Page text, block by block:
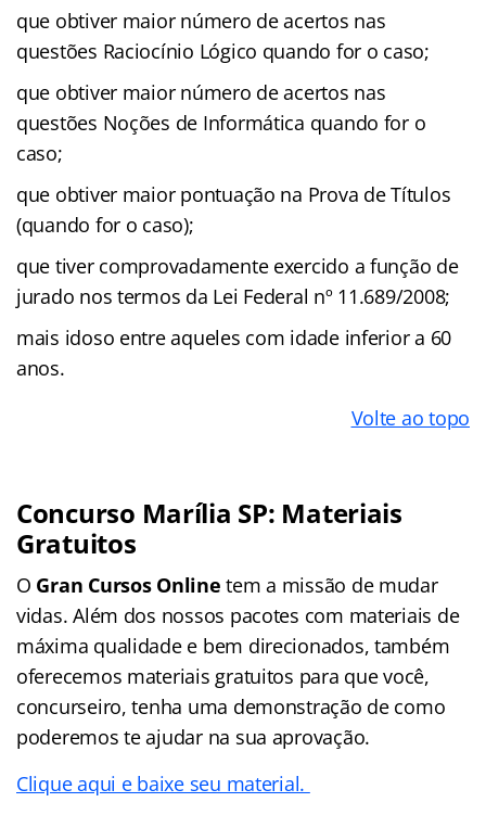
que obtiver maior número de acertos nas
questões Raciocínio Lógico quando for o caso;
que obtiver maior número de acertos nas
questões Noções de Informática quando for o
caso;
que obtiver maior pontuação na Prova de Títulos
(quando for o caso);
que tiver comprovadamente exercido a função de
jurado nos termos da Lei Federal nº 11.689/2008;
mais idoso entre aqueles com idade inferior a 60
anos.
Volte ao topo
Concurso Marília SP: Materiais
Gratuitos
O Gran Cursos Onlinetem a missão de mudar
vidas. Além dos nossos pacotes com materiais de
máxima qualidade e bem direcionados, também
oferecemos materiais gratuitos para que você,
concurseiro, tenha uma demonstração de como
poderemos te ajudar na sua aprovação.
Clique aqui e baixe seu material.